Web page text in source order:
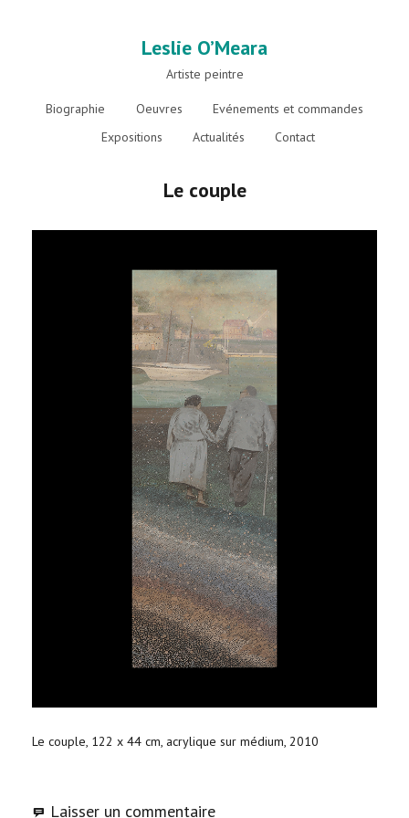
Leslie O’Meara
Artiste peintre
Biographie Oeuvres
Evénements et commandes
Expositions
Actualités Contact
Le couple
Le couple, 122 x 44 cm, acrylique sur médium, 2010
Laisser un commentaire